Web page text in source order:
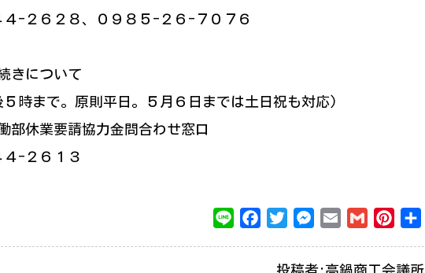
-２６２８、０９８５-２６-７０７６
きについて
時まで。原則平日。５月６日までは土日祝も対応)
部休業要請協力金問合わせ窓口
-２６１３
投稿者:高鍋商工会議所